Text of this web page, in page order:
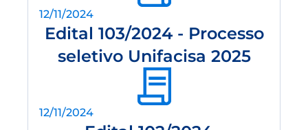
12/11/2024
Edital 103/2024 - Processo
seletivo Unifacisa 2025
12/11/2024